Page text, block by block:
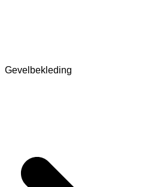
Gevelbekleding